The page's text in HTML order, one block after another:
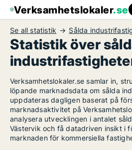
Verksamhetslokaler.se
Se all statistik Sålda
Statistik över
Verksamhetslokaler.se samlar in,
löpande marknadsdata om sålda
uppdateras dagligen baserat på
marknadsaktivitet på
analysera utvecklingen i antalet
Västervik och få datadriven insikt i
marknaden för kommersiella